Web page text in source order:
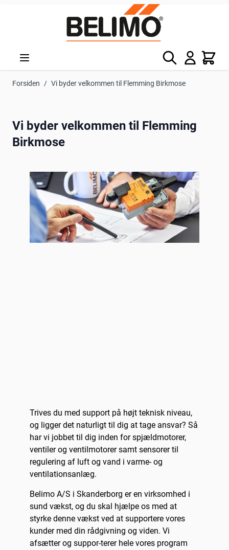
Søg Kurv
Forsiden / Vi byder velkommen til Flemming Birkmose
Vi byder velkommen til Flemming
Birkmose
Trives du med support på højt teknisk niveau,
og ligger det naturligt til dig at tage ansvar? Så
har vi jobbet til dig inden for spjældmotorer,
ventiler og ventilmotorer samt sensorer til
regulering af luft og vand i varme- og
ventilationsanlæg.
Belimo A/S i Skanderborg er en virksomhed i
sund vækst, og du skal hjælpe os med at
styrke denne vækst ved at supportere vores
kunder med din rådgivning og viden. Vi
afsætter og suppor-terer hele vores program